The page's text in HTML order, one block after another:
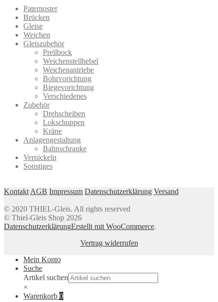
gewählt
werden
Paternoster
Brücken
Gleise
Weichen
Gleiszubehör
Prellbock
Weichenstellhebel
Weichenantriebe
Bohrvorichtung
Biegevorichtung
Verschiedenes
Zubehör
Drehscheiben
Lokschuppen
Kräne
Anlagengestaltung
Bahnschranke
Vernickeln
Sonstiges
KontaktAGB Impressum Datenschutzerklärung Versand
© 2020 THIEL-Gleis. All rights reserved
© Thiel-Gleis Shop 2026
DatenschutzerklärungErstellt mit WooCommerce.
Vertrag widerrufen
Mein Konto
Suche
Artikel suchen
×
Warenkorb 0